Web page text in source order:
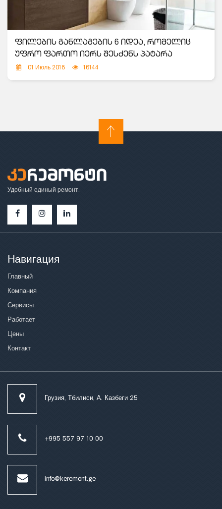
ფილების განლაგების 6 იდეა, რომელიც
უფრო ფართო იერს შესძენს პატარა
სააბაზანო ოთახს Ru
01 Июль 2018 16144
Удобный единый ремонт.
Hавигация
Главный
Компания
Сервисы
Работает
Цены
Контакт
Грузия, Тбилиси, А. Казбеги 25
+995 557 97 10 00
info@keremont.ge